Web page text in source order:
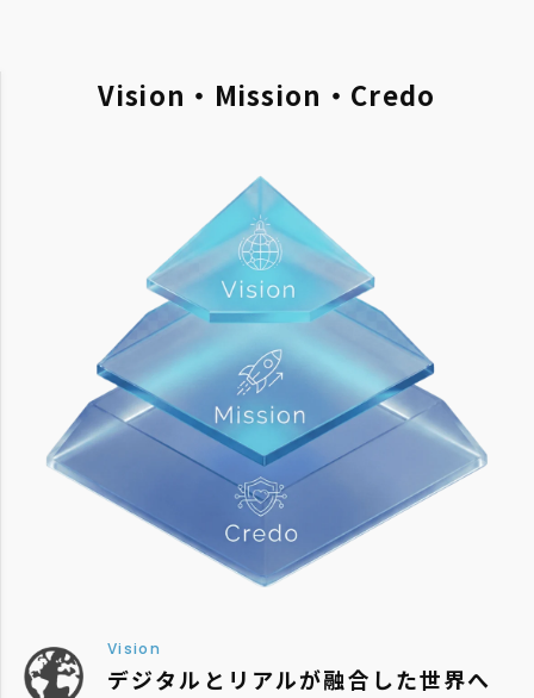
Vision・Mission・Credo
Vision
デジタルとリアルが融合した世界へ